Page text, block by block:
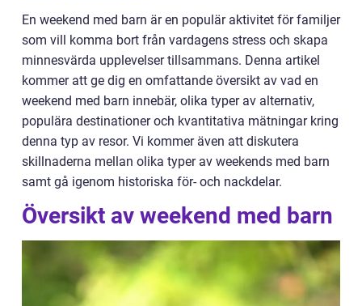
En weekend med barn är en populär aktivitet för familjer
som vill komma bort från vardagens stress och skapa
minnesvärda upplevelser tillsammans. Denna artikel
kommer att ge dig en omfattande översikt av vad en
weekend med barn innebär, olika typer av alternativ,
populära destinationer och kvantitativa mätningar kring
denna typ av resor. Vi kommer även att diskutera
skillnaderna mellan olika typer av weekends med barn
samt gå igenom historiska för- och nackdelar.
Översikt av weekend med barn